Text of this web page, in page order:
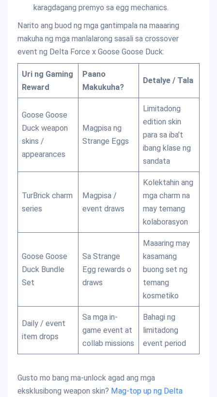
karagdagang premyo sa egg mechanics.
Narito ang buod ng mga gantimpala na maaaring
makuha ng mga manlalarong sasali sa crossover
event ng Delta Force x Goose Goose Duck:
Uri ng Gaming
Reward
Paano
Makukuha?
Detalye / Tala
Goose Goose
Duck weapon
skins /
appearances
Magpisa ng
Strange Eggs
Limitadong
edition skin
para sa iba’t
ibang klase ng
sandata
TurBrick charm
series
Magpisa /
event draws
Kolektahin ang
mga charm na
may temang
kolaborasyon
Goose Goose
Duck Bundle
Set
Sa Strange
Egg rewards o
draws
Maaaring may
kasamang
buong set ng
temang
kosmetiko
Daily / event
item drops
Sa mga in-
game event at
collab missions
Bahagi ng
limitadong
event period
Gusto mo bang ma-unlock agad ang mga
eksklusibong weapon skin? Mag-top up ng Delta